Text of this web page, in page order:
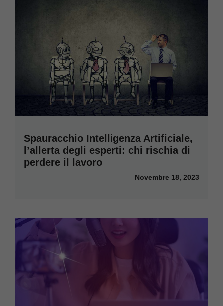
Spauracchio Intelligenza Artificiale,
l’allerta degli esperti: chi rischia di
perdere il lavoro
Novembre 18, 2023